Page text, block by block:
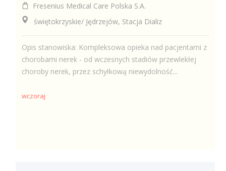
Fresenius Medical Care Polska S.A.
świętokrzyskie/ Jędrzejów, Stacja Dializ
Opis stanowiska: Kompleksowa opieka nad pacjentami z
chorobami nerek - od wczesnych stadiów przewlekłej
choroby nerek, przez schyłkową niewydolność...
wczoraj